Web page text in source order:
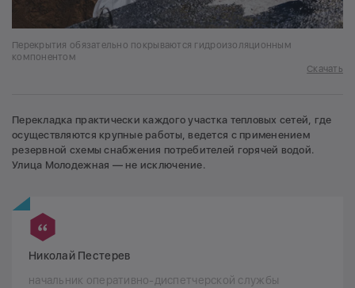
Перекрытия обязательно покрываются гидроизоляционным
компонентом
Скачать
Перекладка практически каждого участка тепловых сетей, где
осуществляются крупные работы, ведется с применением
резервной схемы снабжения потребителей горячей водой.
Улица Молодежная — не исключение.
Николай Пестерев
начальник оперативно-диспетчерской службы